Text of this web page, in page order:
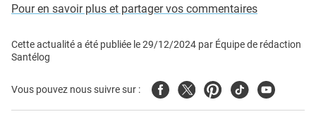
Pour en savoir plus et partager vos commentaires
Cette actualité a été publiée le29/12/2024 par Équipe de rédaction
Santélog
Vous pouvez nous suivre sur : FacebookTwitterPinterest
TiktokYoutube